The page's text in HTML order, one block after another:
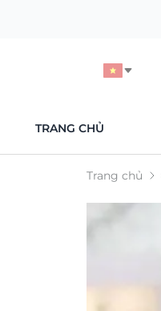
TRANG CHỦ
Trang chủ